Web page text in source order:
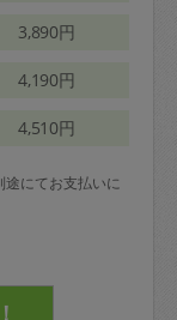
3,890円
4,190円
4,510円
にてお支払いに